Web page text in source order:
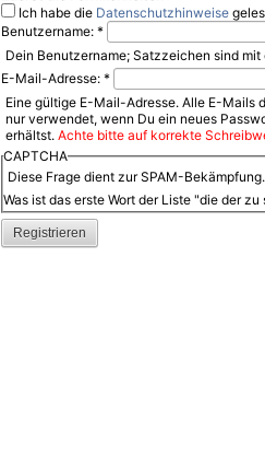
Ich habe die Datenschutzhinweise
Benutzername: *
Dein Benutzername; Satzzeichen sind
E-Mail-Adresse: *
Eine gültige E-Mail-Adresse. Alle E-Mails
nur verwendet, wenn Du ein neues
erhältst. Achte bitte auf korrekte
CAPTCHA
Diese Frage dient zur SPAM-
Was ist das erste Wort der Liste "die der